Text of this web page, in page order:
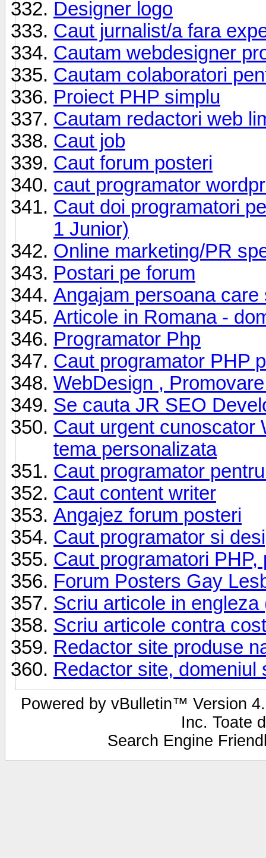
Designer logo
Caut jurnalist/a fara
Cautam webdesigner
Cautam colaboratori
Proiect PHP simplu
Cautam redactori web
Caut job
Caut forum posteri
caut programator
Caut doi programatori
1 Junior)
Online marketing/PR
Postari pe forum
Angajam persoana
Articole in Romana -
Programator Php
Caut programator PHP
WebDesign ,
Se cauta JR SEO
Caut urgent cunoscator
tema personalizata
Caut programator
Caut content writer
Angajez forum posteri
Caut programator si
Caut programatori PHP,
Forum Posters Gay
Scriu articole in
Scriu articole contra
Redactor site produse
Redactor site, domeniul
Powered by vBulletin™ Version
Inc. Toate
Search Engine